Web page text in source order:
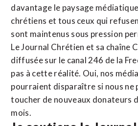
davantage le paysage
chrétiens et tous ceux qui
sont maintenus sous pression
Le Journal Chrétien et sa chaîne
diffusée sur le canal 246 de la
pas à cette réalité. Oui, nos
pourraient disparaître si nous ne
toucher de nouveaux donateurs
mois.